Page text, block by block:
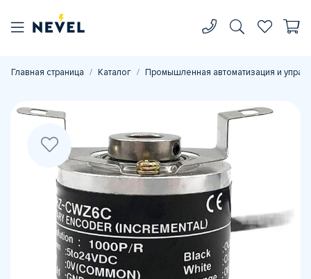
Главная страница Каталог Промышленная автоматизация и